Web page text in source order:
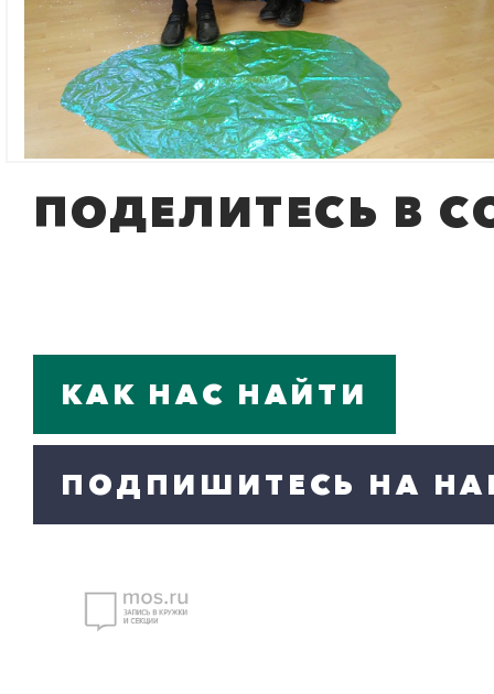
ПОДЕЛИТЕСЬ В
КАК НАС НАЙТИ
ПОДПИШИТЕСЬ НА